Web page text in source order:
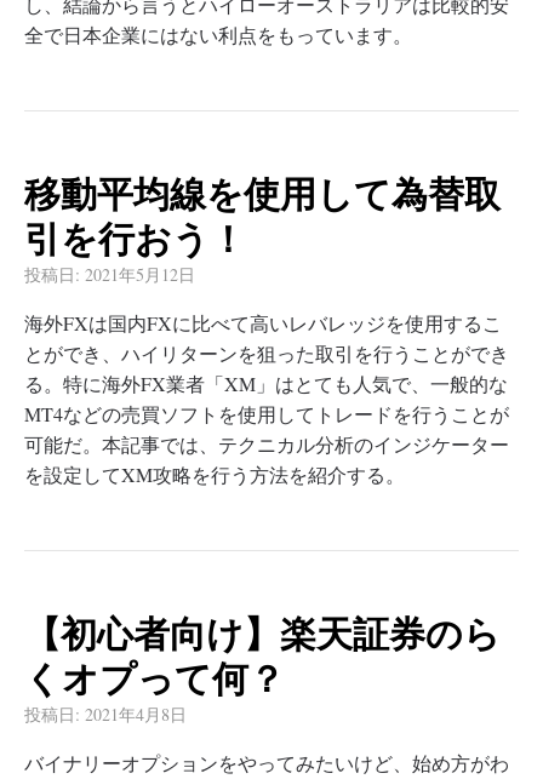
全で日本企業にはない利点をもっています。
移動平均線を使用して為替取
引を行おう！
投稿日: 2021年5月12日
海外FXは国内FXに比べて高いレバレッジを使用するこ
とができ、ハイリターンを狙った取引を行うことができ
る。特に海外FX業者「XM」はとても人気で、一般的な
MT4などの売買ソフトを使用してトレードを行うことが
可能だ。本記事では、テクニカル分析のインジケーター
を設定してXM攻略を行う方法を紹介する。
【初心者向け】楽天証券のら
くオプって何？
投稿日: 2021年4月8日
バイナリーオプションをやってみたいけど、始め方がわ